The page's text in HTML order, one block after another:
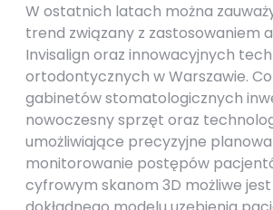
W ostatnich latach można
trend związany z zastosowaniem
Invisalign oraz innowacyjnych
ortodontycznych w Warszawie.
gabinetów stomatologicznych
nowoczesny sprzęt oraz
umożliwiające precyzyjne
monitorowanie postępów
cyfrowym skanom 3D możliwe